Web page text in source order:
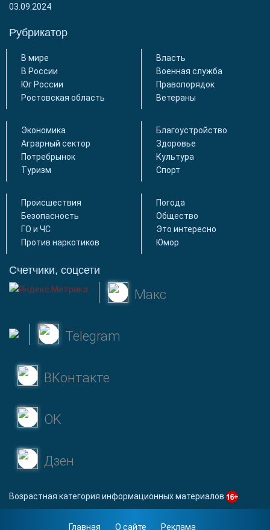
03.09.2024
Рубрикатор
В мире
В России
Юг России
Ростовская область
Власть
Военная служба
Правопорядок
Ветераны
Экономика
Аграрный сектор
Потребрынок
Туризм
Благоустройство
Здоровье
Культура
Спорт
Происшествия
Безопасность
ГО и ЧС
Против наркотиков
Погода
Общество
Это интересно
Юмор
Счетчики, соцсети
Макс
Telegram
ВКонтакте
OK
Дзен
Возрастная категория информационных материалов
Главная О сайте Реклама